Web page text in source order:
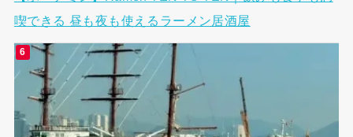
喫できる 昼も夜も使えるラーメン居酒屋